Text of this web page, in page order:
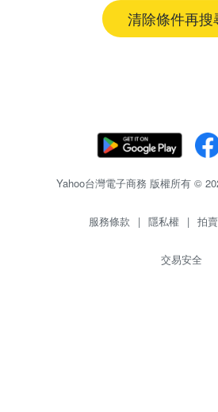
清除條件再搜
Yahoo台灣電子商務 版權所有 ©
服務條款 | 隱私權 | 拍
交易安全